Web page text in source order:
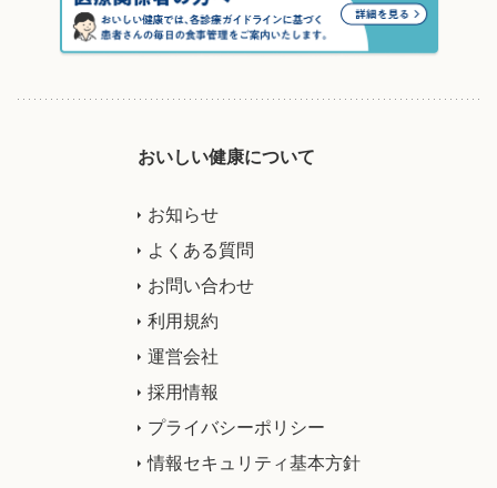
おいしい健康について
お知らせ
よくある質問
お問い合わせ
利用規約
運営会社
採用情報
プライバシーポリシー
情報セキュリティ基本方針